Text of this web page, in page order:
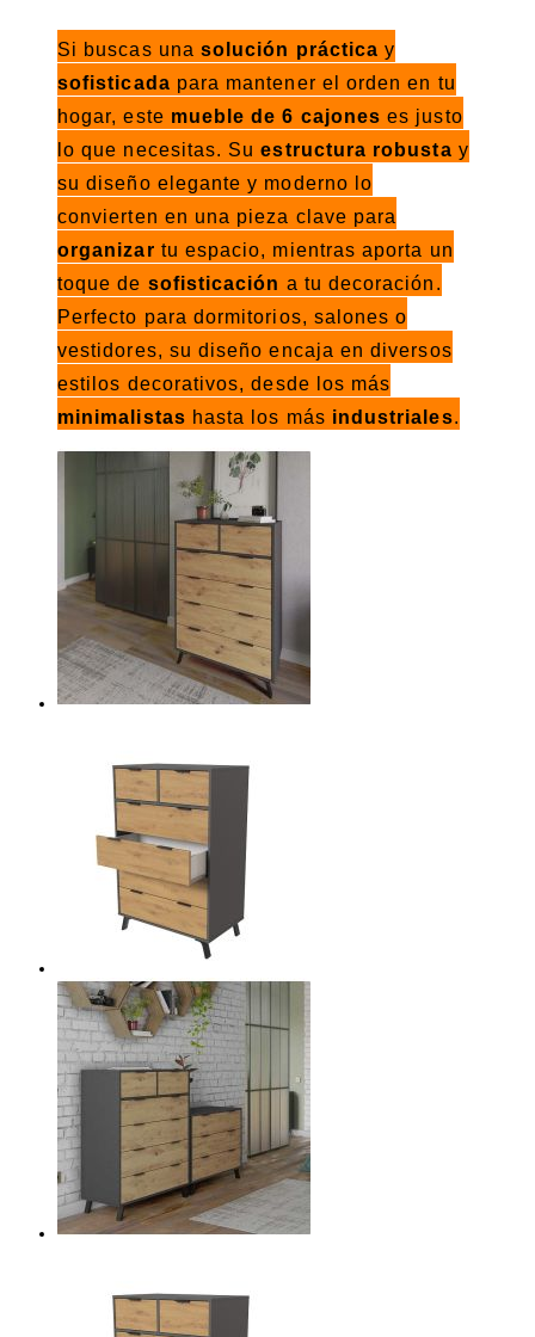
Si buscas una solución práctica y
sofisticada para mantener el orden en tu
hogar, este mueble de 6 cajones es justo
lo que necesitas. Suestructura robusta y
su diseño elegante y moderno lo
convierten en una pieza clave para
organizar tu espacio, mientras aporta un
toque de sofisticación a tu decoración.
Perfecto para dormitorios, salones o
vestidores, su diseño encaja en diversos
estilos decorativos, desde los más
minimalistas hasta los más industriales.